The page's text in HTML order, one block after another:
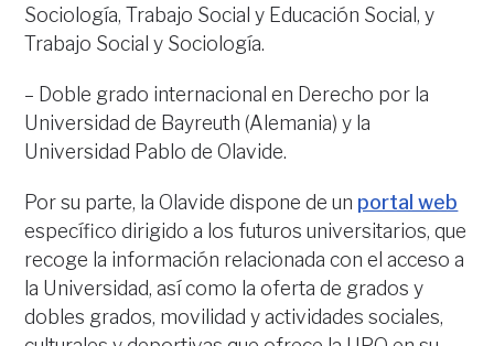
Sociología, Trabajo Social y Educación Social, y
Trabajo Social y Sociología.
– Doble grado internacional en Derecho por la
Universidad de Bayreuth (Alemania) y la
Universidad Pablo de Olavide.
Por su parte, la Olavide dispone de un portal web
específico dirigido a los futuros universitarios, que
recoge la información relacionada con el acceso a
la Universidad, así como la oferta de grados y
dobles grados, movilidad y actividades sociales,